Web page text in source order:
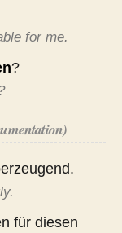
for me.
?
für diesen